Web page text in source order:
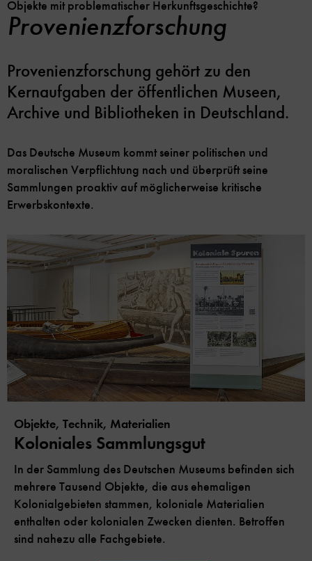
Objekte mit problematischer Herkunftsgeschichte?
Provenienzforschung
Provenienzforschung gehört zu den
Kernaufgaben der öffentlichen Museen,
Archive und Bibliotheken in Deutschland.
Das Deutsche Museum kommt seiner politischen und
moralischen Verpflichtung nach und überprüft seine
Sammlungen proaktiv auf möglicherweise kritische
Erwerbskontexte.
Objekte, Technik, Materialien
Koloniales Sammlungsgut
In der Sammlung des Deutschen Museums befinden sich
mehrere Tausend Objekte, die aus ehemaligen
Kolonialgebieten stammen, koloniale Materialien
enthalten oder kolonialen Zwecken dienten. Betroffen
sind nahezu alle Fachgebiete.